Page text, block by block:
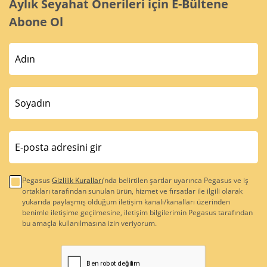
Aylık Seyahat Önerileri için E-Bültene
Abone Ol
Pegasus Gizlilik Kuralları’nda belirtilen şartlar uyarınca Pegasus ve iş
ortakları tarafından sunulan ürün, hizmet ve fırsatlar ile ilgili olarak
yukarıda paylaşmış olduğum iletişim kanalı/kanalları üzerinden
benimle iletişime geçilmesine, iletişim bilgilerimin Pegasus tarafından
bu amaçla kullanılmasına izin veriyorum.